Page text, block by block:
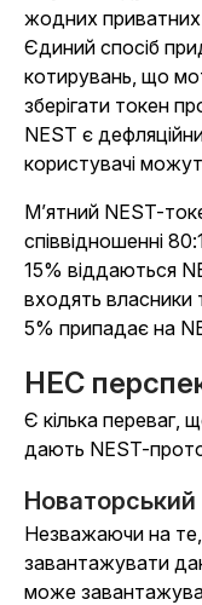
жодних приватних
Єдиний спосіб
котирувань, що
зберігати токен
NEST є
користувачі
М’ятний NEST-
співвідношенні
15% віддаються
входять власники
5% припадає на
НЕС
Є кілька переваг,
дають NEST-
Новаторський
Незважаючи на
завантажувати
може